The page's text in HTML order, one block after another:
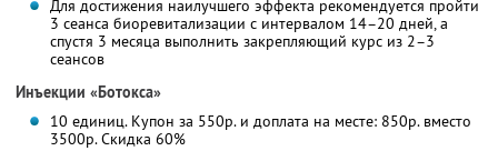
Для достижения наилучшего эффекта рекомендуется пройти
3 сеанса биоревитализации с интервалом 14–20 дней, а
спустя 3 месяца выполнить закрепляющий курс из 2–3
сеансов
Инъекции «Ботокса»
10 единиц. Купон за 550р. и доплата на месте: 850р. вместо
3500р. Скидка 60%